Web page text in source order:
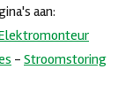
aan:
- Stroomstoring